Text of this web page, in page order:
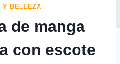
Y BELLEZA
de manga
con escote